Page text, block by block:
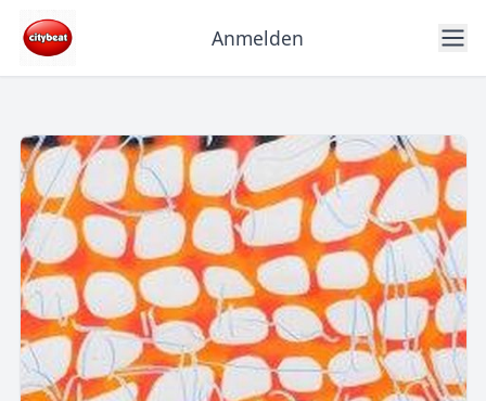
Anmelden